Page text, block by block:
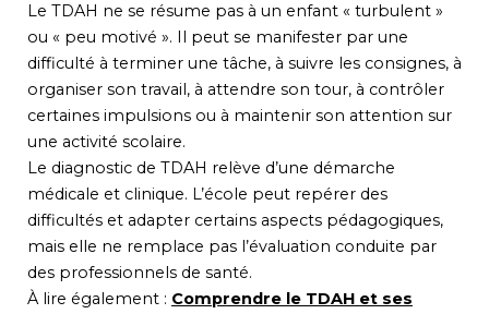
Le TDAH ne se résume pas à un enfant « turbulent »
ou « peu motivé ». Il peut se manifester par une
difficulté à terminer une tâche, à suivre les consignes, à
organiser son travail, à attendre son tour, à contrôler
certaines impulsions ou à maintenir son attention sur
une activité scolaire.
Le diagnostic de TDAH relève d’une démarche
médicale et clinique. L’école peut repérer des
difficultés et adapter certains aspects pédagogiques,
mais elle ne remplace pas l’évaluation conduite par
des professionnels de santé.
À lire également : Comprendre le TDAH et ses